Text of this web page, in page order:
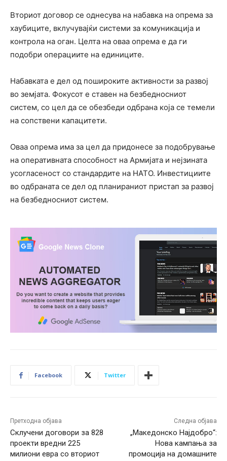
Вториот договор се однесува на набавка на опрема за
хаубиците, вклучувајќи системи за комуникација и
контрола на оган. Целта на оваа опрема е да ги
подобри операциите на единиците.
Набавката е дел од пошироките активности за развој
во земјата. Фокусот е ставен на безбедносниот
систем, со цел да се обезбеди одбрана која се темели
на сопствени капацитети.
Оваа опрема има за цел да придонесе за подобрување
на оперативната способност на Армијата и нејзината
усогласеност со стандардите на НАТО. Инвестициите
во одбраната се дел од планираниот пристап за развој
на безбедносниот систем.
Facebook Twitter
Претходна објава
Склучени договори за 828
проекти вредни 225
милиони евра со вториот
Следна објава
„Македонско Најдобро“:
Нова кампања за
промоција на домашните